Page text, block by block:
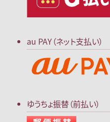
au PAY（ネット支払い）
ゆうちょ振替（前払い）